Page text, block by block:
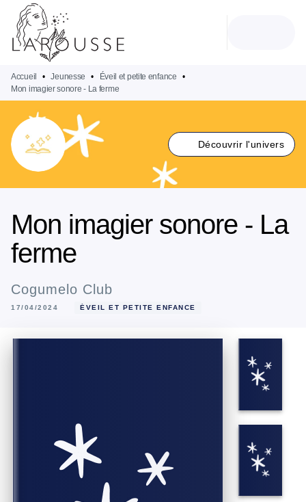
MENU
PIED DE PAGE
Accueil • Jeunesse • Éveil et petite enfance
•
Mon imagier sonore - La ferme
Découvrir l'univers
Mon imagier sonore - La
ferme
Cogumelo Club
17/04/2024 ÉVEIL ET PETITE ENFANCE